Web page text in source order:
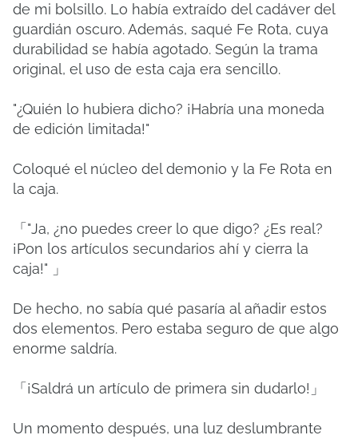
de mi bolsillo. Lo había extraído del cadáver del
guardián oscuro. Además, saqué Fe Rota, cuya
durabilidad se había agotado. Según la trama
original, el uso de esta caja era sencillo.
"¿Quién lo hubiera dicho? ¡Habría una moneda
de edición limitada!"
Coloqué el núcleo del demonio y la Fe Rota en
la caja.
「"Ja, ¿no puedes creer lo que digo? ¿Es real?
¡Pon los artículos secundarios ahí y cierra la
caja!" 」
De hecho, no sabía qué pasaría al añadir estos
dos elementos. Pero estaba seguro de que algo
enorme saldría.
「¡Saldrá un artículo de primera sin dudarlo!」
Un momento después, una luz deslumbrante